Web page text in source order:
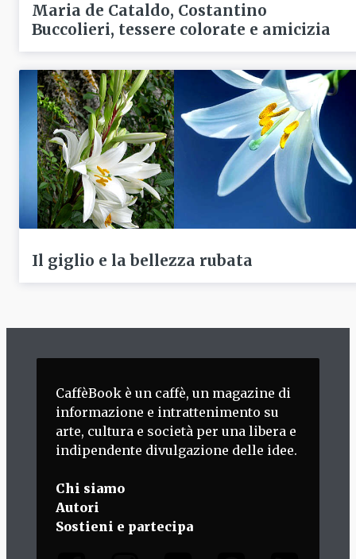
Maria de Cataldo, Costantino
Buccolieri, tessere colorate e amicizia
Il giglio e la bellezza rubata
CaffèBook è un caffè, un magazine di
informazione e intrattenimento su
arte, cultura e società per una libera e
indipendente divulgazione delle idee.
Chi siamo
Autori
Sostieni e partecipa